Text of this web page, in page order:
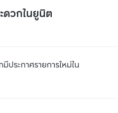
ดวกในยูนิต
ประกาศรายการใหม่ใน